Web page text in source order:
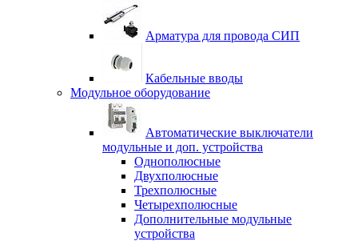
Арматура для провода СИП
Кабельные вводы
Модульное оборудование
Автоматические выключатели
модульные и доп. устройства
Однополюсные
Двухполюсные
Трехполюсные
Четырехполюсные
Дополнительные модульные
устройства